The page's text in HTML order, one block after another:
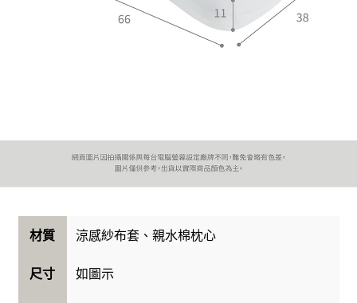
材質 涼感紗布套、親水棉枕心
尺寸 如圖示